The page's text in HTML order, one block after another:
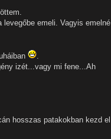
emeli. Vagyis emelné
izét...vagy mi fene...Ah
hosszas patakokban kezd el